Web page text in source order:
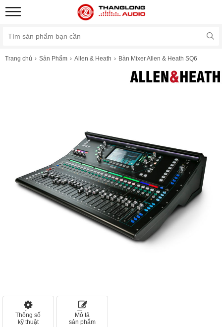
Trang chủ Sản Phẩm Allen & Heath Bàn Mixer Allen & Heath SQ6
Thông số
kỹ thuật
Mô tả
sản phẩm